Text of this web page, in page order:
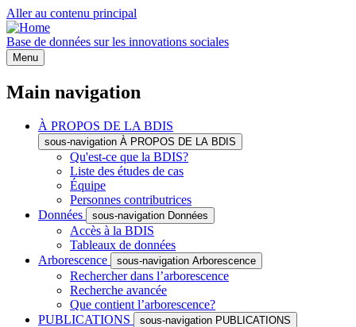
Aller au contenu principal
Base de données sur les innovations sociales
Menu
Main navigation
À PROPOS DE LA BDIS
sous-navigation À PROPOS DE LA BDIS
Qu'est-ce que la BDIS?
Liste des études de cas
Équipe
Personnes contributrices
Données
sous-navigation Données
Accès à la BDIS
Tableaux de données
Arborescence
sous-navigation Arborescence
Rechercher dans l’arborescence
Recherche avancée
Que contient l’arborescence?
PUBLICATIONS
sous-navigation PUBLICATIONS